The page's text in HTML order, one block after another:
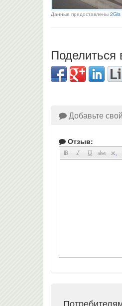
Данные предоставлены 2Gis
Поделиться
Добавьте
Отзыв: